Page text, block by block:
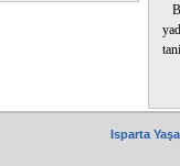
Isparta